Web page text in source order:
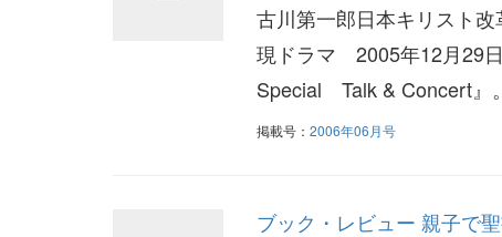
古川第一郎日本キリスト
現ドラマ 2005年12月29
Special Talk & Concert』
掲載号： 2006年06月号
ブック・レビュー 親子で